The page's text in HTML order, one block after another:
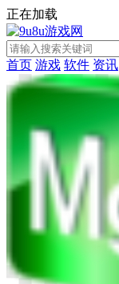
正在加载
首页 游戏 软件 资讯